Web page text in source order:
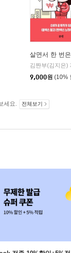
살면서 한 번
김짠부(김지은)
9,000원 (10%
세요. 전체보기